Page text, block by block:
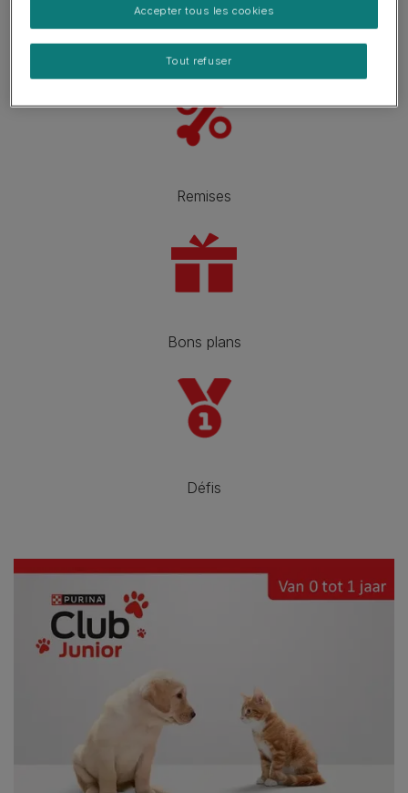
Soutien
Remises
Bons plans
Défis
Tout refuser
Accepter tous les cookies